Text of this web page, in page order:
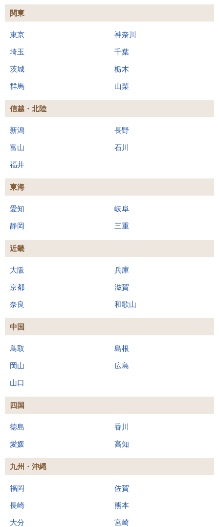
関東
東京 神奈川
埼玉 千葉
茨城 栃木
群馬 山梨
信越・北陸
新潟 長野
富山 石川
福井
東海
愛知 岐阜
静岡 三重
近畿
大阪 兵庫
京都 滋賀
奈良 和歌山
中国
鳥取 島根
岡山 広島
山口
四国
徳島 香川
愛媛 高知
九州・沖縄
福岡 佐賀
長崎 熊本
大分 宮崎